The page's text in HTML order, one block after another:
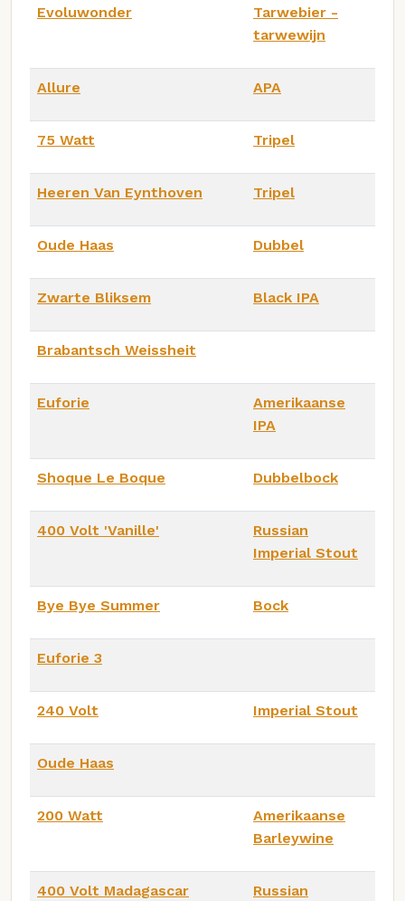
Evoluwonder
Tarwebier -
tarwewijn
Allure APA
75 Watt Tripel
Heeren Van Eynthoven Tripel
Oude Haas Dubbel
Zwarte Bliksem Black IPA
Brabantsch Weissheit
Euforie
Amerikaanse
IPA
Shoque Le Boque Dubbelbock
400 Volt 'Vanille'
Russian
Imperial Stout
Bye Bye Summer Bock
Euforie 3
240 Volt Imperial Stout
Oude Haas
200 Watt
Amerikaanse
Barleywine
400 Volt Madagascar
Russian